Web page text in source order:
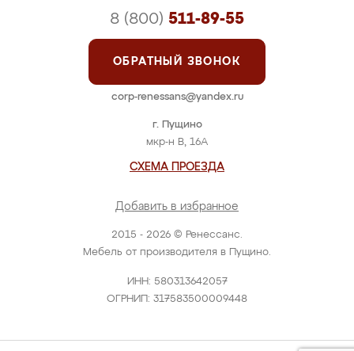
2015 - 2026 © Ренессанс.
Мебель от производителя в Пущино.
ИНН: 580313642057
ОГРНИП: 317583500009448
г. Пущино
мкр-н В, 16А
СХЕМА ПРОЕЗДА
Добавить в избранное
8 (800) 511-89-55
ОБРАТНЫЙ ЗВОНОК
corp-renessans@yandex.ru